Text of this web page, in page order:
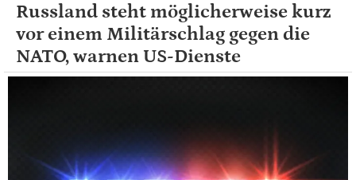
Russland steht möglicherweise kurz
vor einem Militärschlag gegen die
NATO, warnen US-Dienste